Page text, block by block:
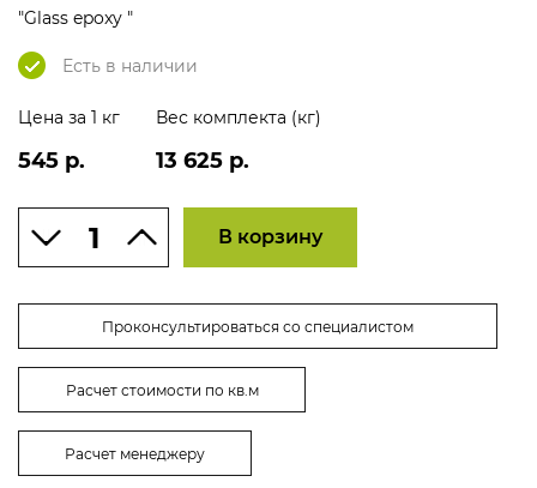
"Glass epoxy "
Есть в наличии
Цена за 1 кг
545 р.
Вес комплекта (кг)
13 625 р.
В корзину
Проконсультироваться со специалистом
Расчет стоимости по кв.м
Расчет менеджеру